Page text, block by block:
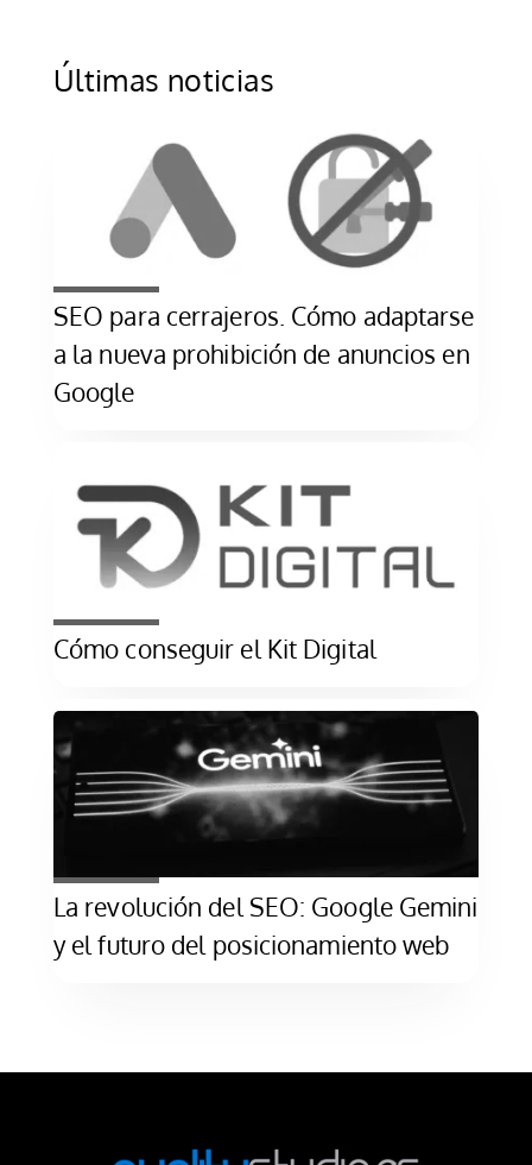
Últimas noticias
SEO para cerrajeros. Cómo adaptarse
a la nueva prohibición de anuncios en
Google
Cómo conseguir el Kit Digital
La revolución del SEO: Google Gemini
y el futuro del posicionamiento web